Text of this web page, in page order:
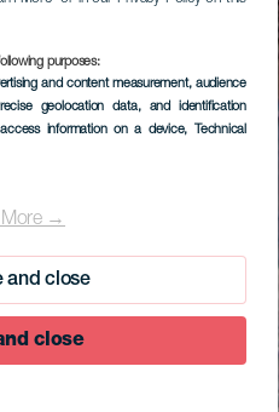
purposes:
and content measurement, audience
geolocation data, and identification
information on a device, Technical
More →
and close
close